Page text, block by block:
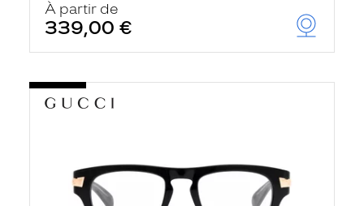
À partir de
339,00 €